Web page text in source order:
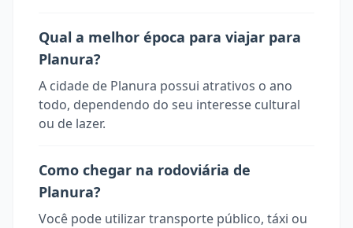
Qual a melhor época para viajar para
Planura?
A cidade de Planura possui atrativos o ano
todo, dependendo do seu interesse cultural
ou de lazer.
Como chegar na rodoviária de
Planura?
Você pode utilizar transporte público, táxi ou